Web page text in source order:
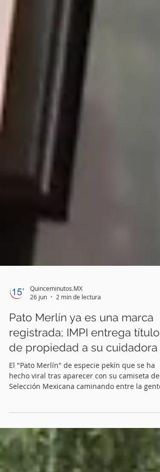
Quinceminutos.MX
2 min de lectura
Pato Merlín ya es una marca
registrada; IMPI entrega título
de propiedad a su cuidadora
El "Pato Merlín" de especie pekín que se ha
Selección Mexicana caminando entre la gente,
mundialista en la Ciudad de México, ya
con protección legal.